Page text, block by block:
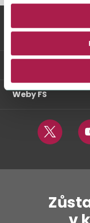
Vybrané
Weby FS
Twitter